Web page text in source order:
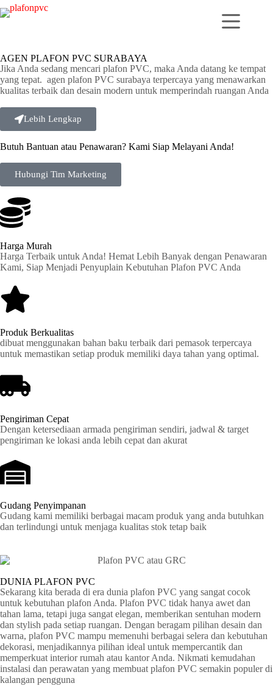
AGEN PLAFON PVC SURABAYA
Jika Anda sedang mencari plafon PVC, maka Anda datang ke tempat
yang tepat. agen plafon PVC surabaya terpercaya yang menawarkan
kualitas terbaik dan desain modern untuk memperindah ruangan Anda
Lebih Lengkap
Butuh Bantuan atau Penawaran? Kami Siap Melayani Anda!
Hubungi Tim Marketing
Harga Murah
Harga Terbaik untuk Anda! Hemat Lebih Banyak dengan Penawaran
Kami, Siap Menjadi Penyuplain Kebutuhan Plafon PVC Anda
Produk Berkualitas
dibuat menggunakan bahan baku terbaik dari pemasok terpercaya
untuk memastikan setiap produk memiliki daya tahan yang optimal.
Pengiriman Cepat
Dengan ketersediaan armada pengiriman sendiri, jadwal & target
pengiriman ke lokasi anda lebih cepat dan akurat
Gudang Penyimpanan
Gudang kami memiliki berbagai macam produk yang anda butuhkan
dan terlindungi untuk menjaga kualitas stok tetap baik
DUNIA PLAFON PVC
Sekarang kita berada di era dunia plafon PVC yang sangat cocok
untuk kebutuhan plafon Anda. Plafon PVC tidak hanya awet dan
tahan lama, tetapi juga sangat elegan, memberikan sentuhan modern
dan stylish pada setiap ruangan. Dengan beragam pilihan desain dan
warna, plafon PVC mampu memenuhi berbagai selera dan kebutuhan
dekorasi, menjadikannya pilihan ideal untuk mempercantik dan
memperkuat interior rumah atau kantor Anda. Nikmati kemudahan
instalasi dan perawatan yang membuat plafon PVC semakin populer di
kalangan pengguna